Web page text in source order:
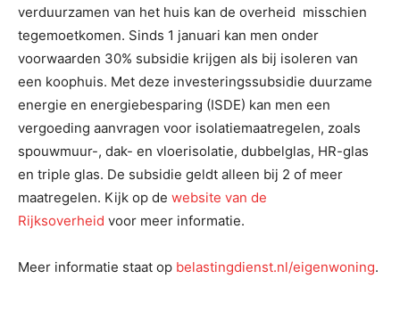
verduurzamen van het huis kan de overheid misschien
tegemoetkomen. Sinds 1 januari kan men onder
voorwaarden 30% subsidie krijgen als bij isoleren van
een koophuis. Met deze investeringssubsidie duurzame
energie en energiebesparing (ISDE) kan men een
vergoeding aanvragen voor isolatiemaatregelen, zoals
spouwmuur-, dak- en vloerisolatie, dubbelglas, HR-glas
en triple glas. De subsidie geldt alleen bij 2 of meer
maatregelen. Kijk op de website van de
Rijksoverheid voor meer informatie.
Meer informatie staat op belastingdienst.nl/eigenwoning.